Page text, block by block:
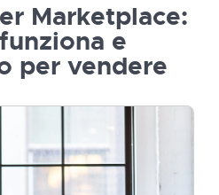
Marketplace:
e
per vendere